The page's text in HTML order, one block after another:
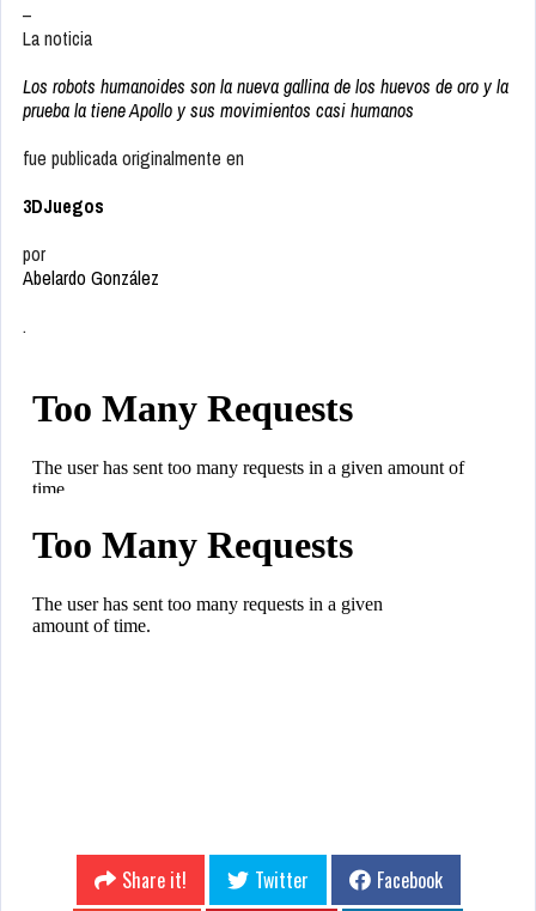
–
La noticia
Los robots humanoides son la nueva gallina de los huevos de oro y la
prueba la tiene Apollo y sus movimientos casi humanos
fue publicada originalmente en
3DJuegos
por
Abelardo González
.
Share it! Twitter
Facebook